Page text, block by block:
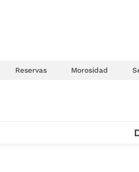
Reservas Morosidad